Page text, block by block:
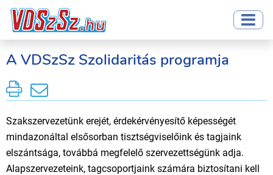
A VDSzSz Szolidaritás programja
Szakszervezetünk erejét, érdekérvényesítő képességét
mindazonáltal elsősorban tisztségviselőink és tagjaink
elszántsága, továbbá megfelelő szervezettségünk adja.
Alapszervezeteink, tagcsoportjaink számára biztosítani kell